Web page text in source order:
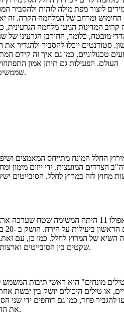
ליצור מפת מילה לזהות ולהסביר
החימוש ומרחב של המלחמה הקרה. זה
המדינות הגיעו מלחמה הגרעינית,
מובטח, כלומר, החורבן הגרעיני של
סטודנטים יוכלו להסביר ולהגדיר
טכנולוגיים, כמו גם איך זה קידם
העולם. הפעילות גם תיתן אמון
שממשיכות לעצב את העולם שלנו היום.
החלל המונח מתייחס המאמצים
הצדדים המועצות. ידי ייזום מימון
מחוץ לזה במרוץ לחלל. הסובייטים
אפולו 11 היתה המשימה שטח
השיא של המרוץ לחלל. כמו כן, עם
שקטים בין הסובייטים וארצות הברית במונחים של יחסיהם.
או טילים היכולים יושק בין יבשת
להגביר פחד, כמו גם דוחפים ידי שני
את ההגנות ואמצעי הלחימה שלהם.